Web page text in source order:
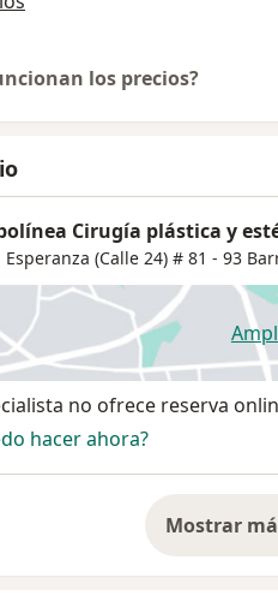
los precios?
Cirugía plástica y
Esperanza (Calle 24) # 81 - 93
no ofrece reserva
hacer ahora?
Mostrar